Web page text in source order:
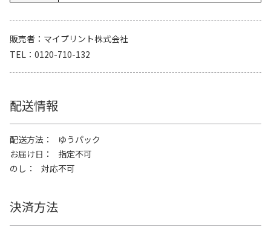
販売者
マイプリント株式会社
TEL
0120-710-132
配送情報
配送方法
ゆうパック
お届け日
指定不可
のし
対応不可
決済方法